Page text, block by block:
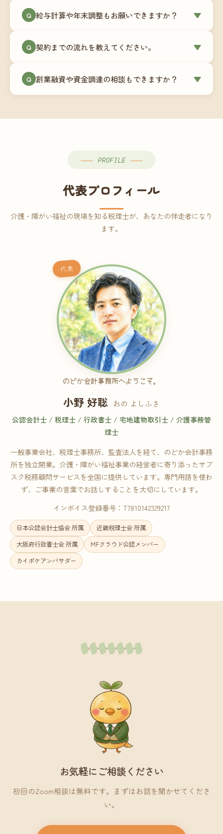
での変更も対応可能です。
供しています。これから会計ソフトを導入される
します。freee・弥生会計等をご利用中の場合は、
Q 給与計算や年末調整もお願いできますか？ ▼
怠集計あり／5名まで）は月額15,000円〜、年末調
す。人数が増える場合は別途お見積りします。
Q 契約までの流れを教えてください。 ▼
（30〜60分）でご事業内容・ご要望のヒアリング
→ ③お見積り・ご契約 → ④MFクラウドの初期設
談から契約まで費用は発生しませんので、お気軽
Q 創業融資や資金調達の相談もできますか？ ▼
PROFILE
代表プロフィール
介護・障がい福祉の現場を知る税理士が、あなたの伴走者になり
ます。
代表
のどか会計事務所へようこそ。
小野 好聡 おの よしふさ
公認会計士 / 税理士 / 行政書士 / 宅地建物取引士 / 介護事務管
理士
一般事業会社、税理士事務所、監査法人を経て、のどか会計事務
所を独立開業。介護・障がい福祉事業の経営者に寄り添ったサブ
スク税務顧問サービスを全国に提供しています。専門用語を使わ
ず、ご事業の言葉でお話しすることを大切にしています。
インボイス登録番号：T7810142329217
日本公認会計士協会 所属
近畿税理士会 所属
大阪府行政書士会 所属
MFクラウド公認メンバー
カイポケアンバサダー
お気軽にご相談ください
初回のZoom相談は無料です。まずはお話を聞かせてくださ
い。